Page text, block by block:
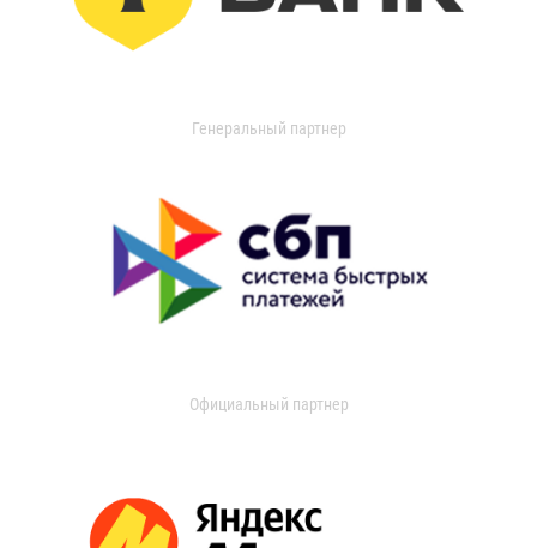
Генеральный партнер
Официальный партнер